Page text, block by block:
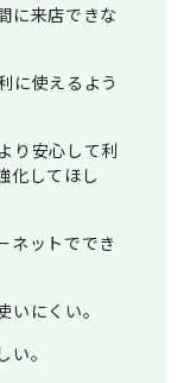
に来店できな
に使えるよう
り安心して利
化してほし
ネットででき
にくい。
。